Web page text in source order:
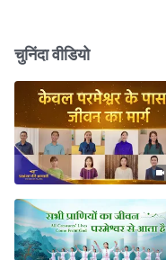
चुनिंदा वीडियो